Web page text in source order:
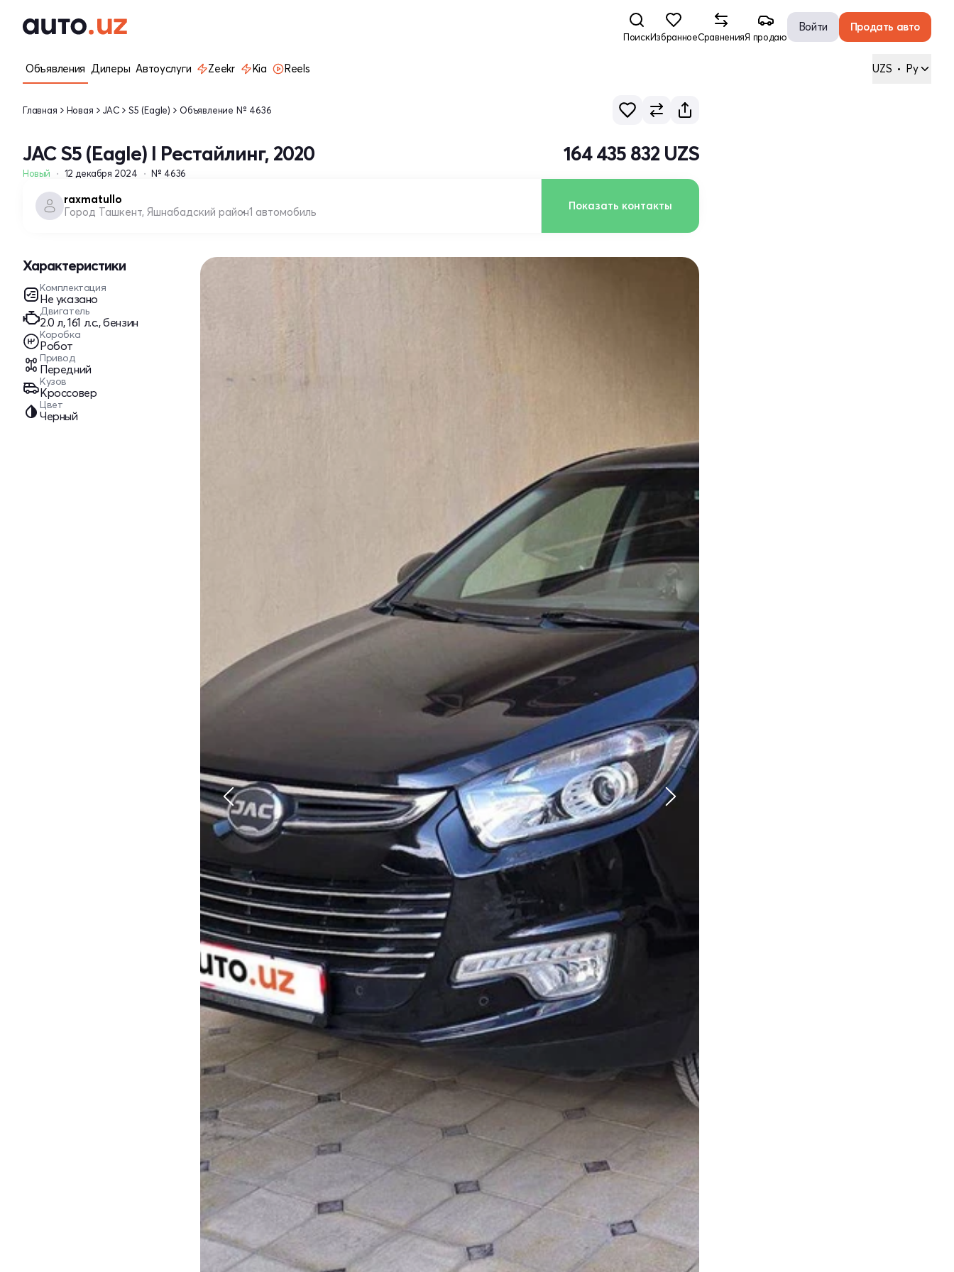
ПоискИзбранноеСравненияЯ продаю
Войти Продать авто
Объявления Дилеры Автоуслуги Zeekr Kia Reels UZS • Ру
Главная Новая JAC S5 (Eagle) Объявление № 4636
JAC S5 (Eagle) I Рестайлинг, 2020
Новый 12 декабря 2024 № 4636
164 435 832 UZS
raxmatullo
Город Ташкент, Яшнабадский район1 автомобиль Показать контакты
Характеристики
Комплектация
Не указано
Двигатель
2.0 л, 161 л.с., бензин
Коробка
Робот
Привод
Передний
Кузов
Кроссовер
Цвет
Черный